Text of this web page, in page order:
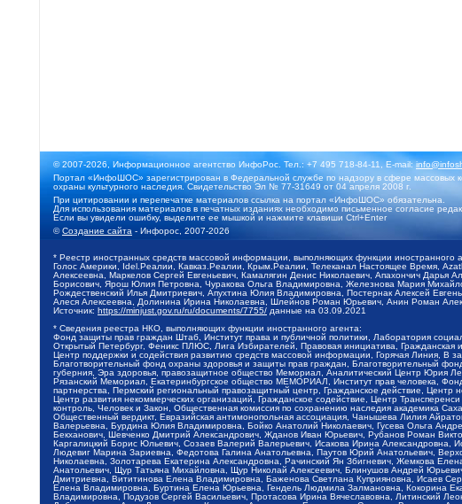
© 2007-2026, Информационное агентство ИнфоРос. Тел.: +7 495 718-84-11, E-mail:
Портал «ИнфоШОС» зарегистрирован в Федеральной службе по надзору в сфере массовых
охраны культурного наследия. Свидетельство Эл № 77-31649 от 04 апреля 2008 г.
При цитировании и перепечатке материалов ссылка на портал «ИнфоШОС» обязательна.
Для использования материалов в печатных изданиях необходимо письменное согласие
Если вы увидели ошибку, выделите ее мышкой и нажмите клавиши Ctrl+Enter
©Создание сайта - Инфорос, 2007-2026
* Реестр иностранных средств массовой информации, выполняющих функции иностранного
Голос Америки, Idel.Реалии, Кавказ.Реалии, Крым.Реалии, Телеканал Настоящее Время,
Алексеевна, Маркелов Сергей Евгеньевич, Камалягин Денис Николаевич, Апахончич
Борисович, Ярош Юлия Петровна, Чуракова Ольга Владимировна, Железнова Мария
Рождественский Илья Дмитриевич, Апухтина Юлия Владимировна, Постернак Алексей
Алеся Алексеевна, Долинина Ирина Николаевна, Шлейнов Роман Юрьевич, Анин Роман
Источник: https://minjust.gov.ru/ru/documents/7755/ данные на 03.09.2021
* Сведения реестра НКО, выполняющих функции иностранного агента:
Фонд защиты прав граждан Штаб, Институт права и публичной политики, Лаборатория
Открытый Петербург, Феникс ПЛЮС, Лига Избирателей, Правовая инициатива, Гражданская
Центр поддержки и содействия развитию средств массовой информации, Горячая Линия,
Благотворительный фонд охраны здоровья и защиты прав граждан, Благотворительный
губерния, Эра здоровья, правозащитное общество Мемориал, Аналитический Центр Юрия
Рязанский Мемориал, Екатеринбургское общество МЕМОРИАЛ, Институт прав человека,
партнерства, Пермский региональный правозащитный центр, Гражданское действие,
Центр развития некоммерческих организаций, Гражданское содействие, Центр
контроль, Человек и Закон, Общественная комиссия по сохранению наследия академика
Общественный вердикт, Евразийская антимонопольная ассоциация, Чанышева Лилия
Валерьевна, Бурдина Юлия Владимировна, Бойко Анатолий Николаевич, Гусева Ольга
Бекханович, Шевченко Дмитрий Александрович, Жданов Иван Юрьевич, Рубанов Роман
Каргалицкий Борис Юльевич, Созаев Валерий Валерьевич, Исакова Ирина
Людевиг Марина Зариевна, Федотова Галина Анатольевна, Паутов Юрий Анатольевич,
Николаевна, Золотарева Екатерина Александровна, Рачинский Ян Збигневич, Жемкова
Анатольевич, Щур Татьяна Михайловна, Щур Николай Алексеевич, Блинушов Андрей
Дмитриевна, Вититинова Елена Владимировна, Баженова Светлана Куприяновна, Исаев
Елена Владимировна, Буртина Елена Юрьевна, Гендель Людмила Залмановна, Кокорина
Владимировна, Подузов Сергей Васильевич, Протасова Ирина Вячеславовна, Литинский